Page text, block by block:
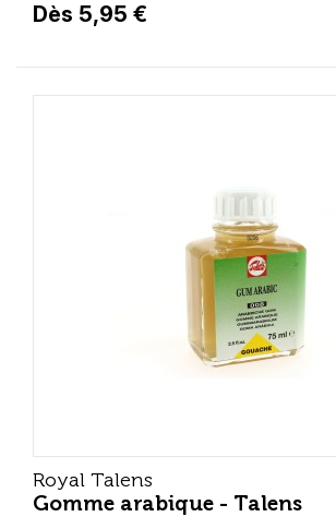
Dès 5,95 €
Royal Talens
Gomme arabique - Talens